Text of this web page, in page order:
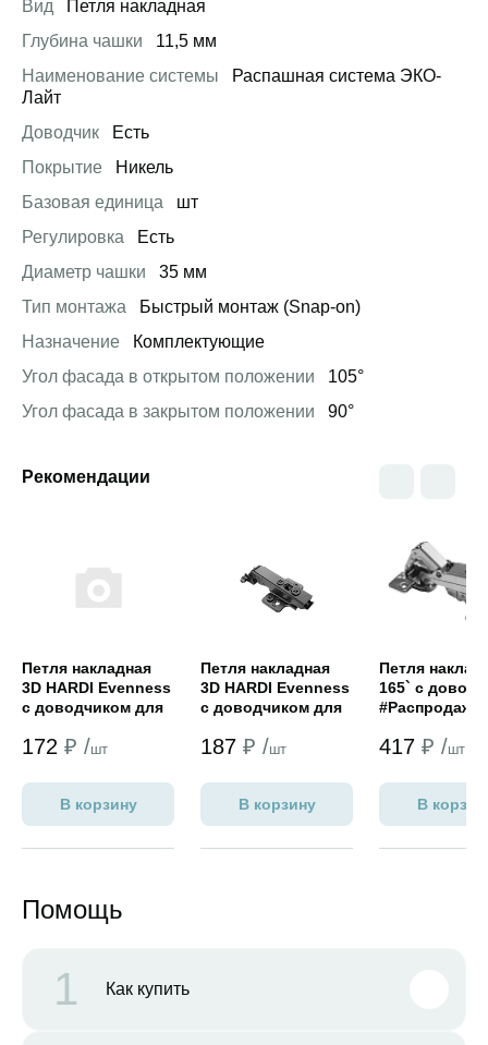
Вид
Петля накладная
Глубина чашки
11,5 мм
Наименование системы
Распашная система ЭКО-
Лайт
Доводчик
Есть
Покрытие
Никель
Базовая единица
шт
Регулировка
Есть
Диаметр чашки
35 мм
Тип монтажа
Быстрый монтаж (Snap-on)
Назначение
Комплектующие
Угол фасада в открытом положении
105°
Угол фасада в закрытом положении
90°
Рекомендации
Петля накладная
3D HARDI Evenness
с доводчиком для
профиля,никель
172 ₽ /шт
В корзину
Петля накладная
3D HARDI Evenness
с доводчиком для
профиля,черный
187 ₽ /шт
В корзину
Петля
165` с
417 ₽ /шт
В
Помощь
1 Как купить